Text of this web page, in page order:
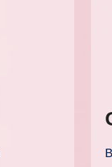
Bunter Salat mit Mais, Tomaten, Gurke und